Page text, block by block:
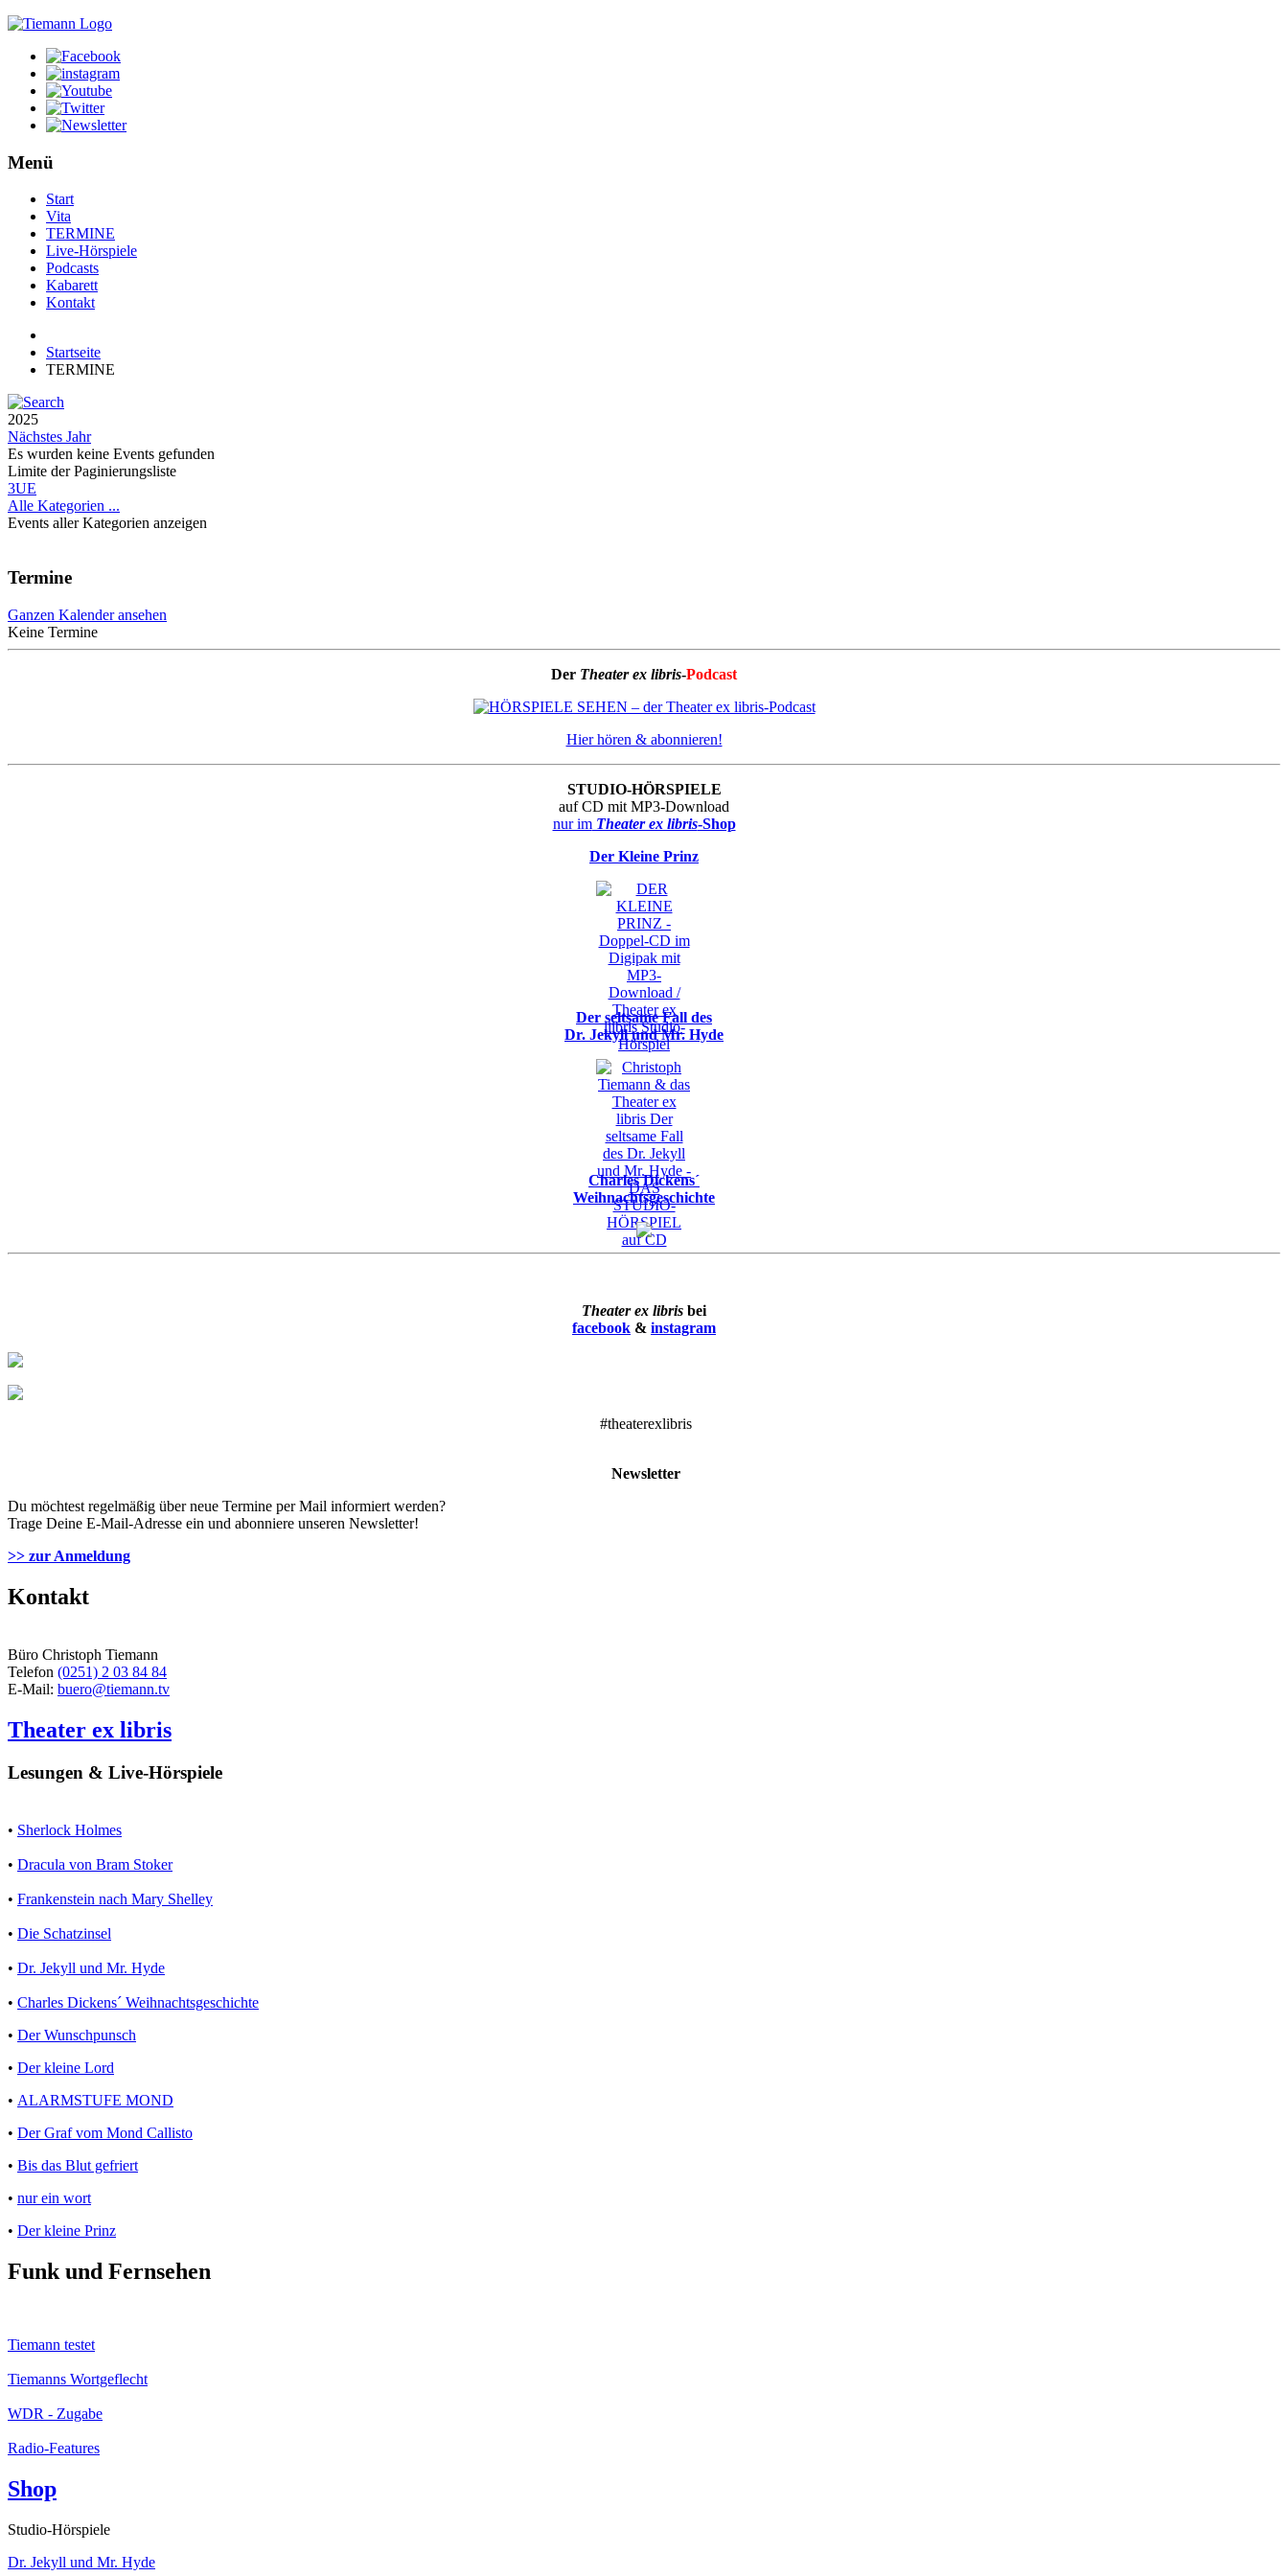
Menü
Start
Vita
TERMINE
Live-Hörspiele
Podcasts
Kabarett
Kontakt
Startseite
TERMINE
2025
Nächstes Jahr
Es wurden keine Events gefunden
Limite der Paginierungsliste
3UE
Alle Kategorien ...
Events aller Kategorien anzeigen
Termine
Ganzen Kalender ansehen
Keine Termine
Der Theater ex libris-Podcast
Hier hören & abonnieren!
STUDIO-HÖRSPIELE
auf CD mit MP3-Download
nur imTheater ex libris-Shop
Der Kleine Prinz
Der seltsame Fall des
Dr. Jekyll und Mr. Hyde
Charles Dickens´
Weihnachtsgeschichte
Theater ex libris bei
facebook & instagram
#theaterexlibris
Newsletter
Du möchtest regelmäßig über neue Termine per Mail informiert werden?
Trage Deine E-Mail-Adresse ein und abonniere unseren Newsletter!
>> zur Anmeldung
Kontakt
Büro Christoph Tiemann
Telefon (0251) 2 03 84 84
E-Mail: buero@tiemann.tv
Theater ex libris
Lesungen & Live-Hörspiele
• Sherlock Holmes
• Dracula von Bram Stoker
• Frankenstein nach Mary Shelley
• Die Schatzinsel
• Dr. Jekyll und Mr. Hyde
• Charles Dickens´ Weihnachtsgeschichte
• Der Wunschpunsch
• Der kleine Lord
• ALARMSTUFE MOND
• Der Graf vom Mond Callisto
• Bis das Blut gefriert
• nur ein wort
• Der kleine Prinz
Funk und Fernsehen
Tiemann testet
Tiemanns Wortgeflecht
WDR - Zugabe
Radio-Features
Shop
Studio-Hörspiele
Dr. Jekyll und Mr. Hyde